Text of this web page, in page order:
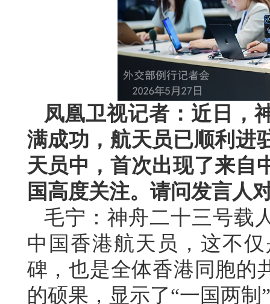
凤凰卫视记者：近日，
满成功，航天员已顺利进
天员中，首次出现了来自
国高度关注。请问发言人
毛宁：神舟二十三号载
中国香港航天员，这不
碑，也是全体香港同胞的
的硕果，显示了“一国两